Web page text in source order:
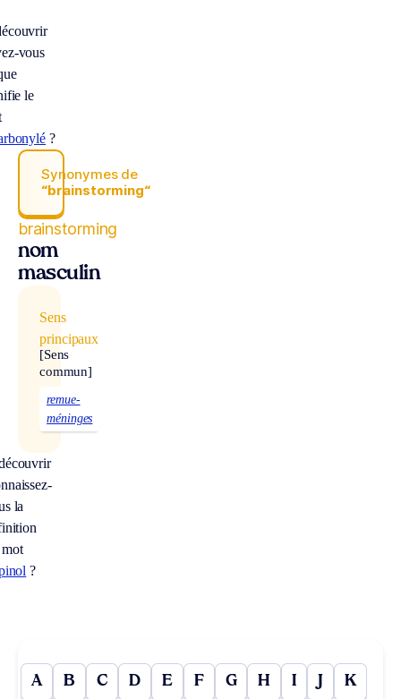
vous
le
?
Synonymes de
“brainstorming“
brainstorming
nom
masculin
Sens
principaux
[Sens
commun]
remue-
méninges
la
?
A B C D E F G H I J K